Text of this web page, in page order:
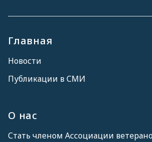
Главная
Новости
Публикации в СМИ
О нас
Стать членом Ассоциации